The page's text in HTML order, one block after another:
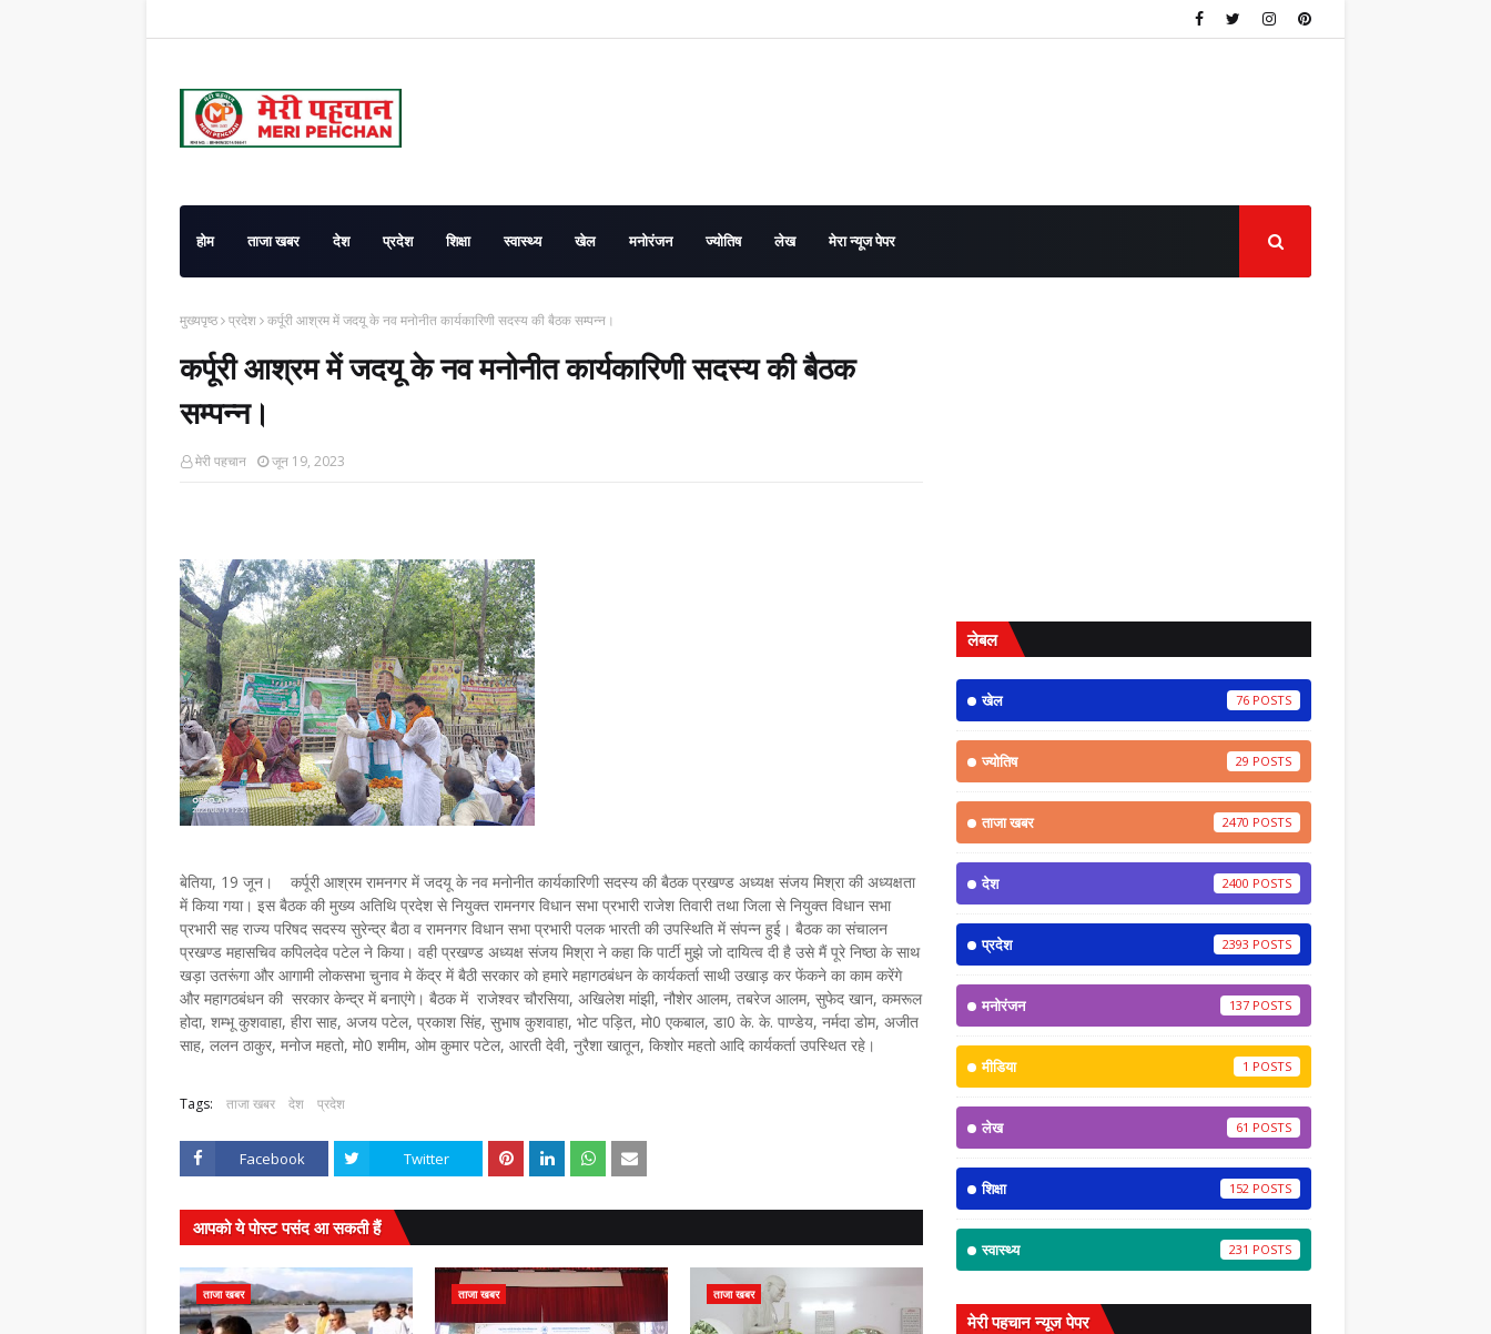
होम ताजा खबर देश प्रदेश शिक्षा स्वास्थ्य खेल मनोरंजन ज्योतिष लेख मेरा न्यूज पेपर
मुख्यपृष्ठ प्रदेश कर्पूरी आश्रम में जदयू के नव मनोनीत कार्यकारिणी सदस्य की बैठक सम्पन्न।
कर्पूरी आश्रम में जदयू के नव मनोनीत कार्यकारिणी सदस्य की बैठक
सम्पन्न।
मेरी पहचान जून 19, 2023
बेतिया, 19 जून। कर्पूरी आश्रम रामनगर में जदयू के नव मनोनीत कार्यकारिणी सदस्य की बैठक प्रखण्ड अध्यक्ष संजय मिश्रा की अध्यक्षता
में किया गया। इस बैठक की मुख्य अतिथि प्रदेश से नियुक्त रामनगर विधान सभा प्रभारी राजेश तिवारी तथा जिला से नियुक्त विधान सभा
प्रभारी सह राज्य परिषद सदस्य सुरेन्द्र बैठा व रामनगर विधान सभा प्रभारी पलक भारती की उपस्थिति में संपन्न हुई। बैठक का संचालन
प्रखण्ड महासचिव कपिलदेव पटेल ने किया। वही प्रखण्ड अध्यक्ष संजय मिश्रा ने कहा कि पार्टी मुझे जो दायित्व दी है उसे मैं पूरे निष्ठा के साथ
खड़ा उतरूंगा और आगामी लोकसभा चुनाव मे केंद्र में बैठी सरकार को हमारे महागठबंधन के कार्यकर्ता साथी उखाड़ कर फेंकने का काम करेंगे
और महागठबंधन की सरकार केन्द्र में बनाएंगे। बैठक में राजेश्वर चौरसिया, अखिलेश मांझी, नौशेर आलम, तबरेज आलम, सुफेद खान, कमरूल
होदा, शम्भू कुशवाहा, हीरा साह, अजय पटेल, प्रकाश सिंह, सुभाष कुशवाहा, भोट पड़ित, मो0 एकबाल, डा0 के. के. पाण्डेय, नर्मदा डोम, अजीत
साह, ललन ठाकुर, मनोज महतो, मो0 शमीम, ओम कुमार पटेल, आरती देवी, नुरैशा खातून, किशोर महतो आदि कार्यकर्ता उपस्थित रहे।
Tags: ताजा खबर देश प्रदेश
Facebook Twitter
आपको ये पोस्ट पसंद आ सकती हैं
ताजा खबर ताजा खबर ताजा खबर
लेबल
खेल 76
ज्योतिष 29
ताजा खबर 2470
देश 2400
प्रदेश 2393
मनोरंजन 137
मीडिया 1
लेख 61
शिक्षा 152
स्वास्थ्य 231
मेरी पहचान न्यूज पेपर